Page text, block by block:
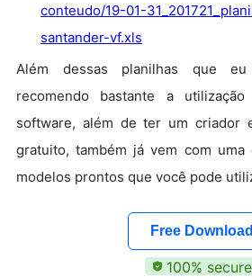
conteudo/19-01-
santander-vf.xls
Além dessas planilhas que
recomendo bastante a
software, além de ter um criador
gratuito, também já vem com uma
modelos prontos que você pode
Free Download
100% secure